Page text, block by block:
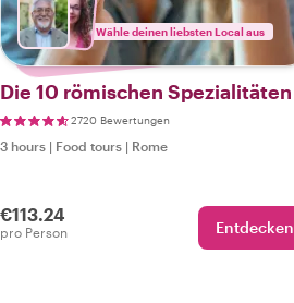
Wähle deinen liebsten Local aus
Die 10 römischen Spezialitäten
2720 Bewertungen
3 hours | Food tours | Rome
€113.24
pro Person Entdecken